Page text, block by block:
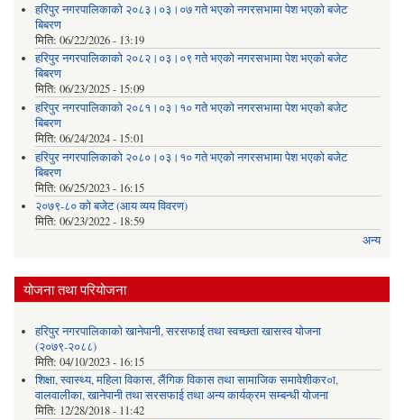
हरिपुर नगरपालिकाको २०८३।०३।०७ गते भएको नगरसभामा पेश भएको बजेट
बिबरण
मिति: 06/22/2026 - 13:19
हरिपुर नगरपालिकाको २०८२।०३।०९ गते भएको नगरसभामा पेश भएको बजेट
बिबरण
मिति: 06/23/2025 - 15:09
हरिपुर नगरपालिकाको २०८१।०३।१० गते भएको नगरसभामा पेश भएको बजेट
बिबरण
मिति: 06/24/2024 - 15:01
हरिपुर नगरपालिकाको २०८०।०३।१० गते भएको नगरसभामा पेश भएको बजेट
बिबरण
मिति: 06/25/2023 - 16:15
२०७९-८० को बजेट (आय व्यय विवरण)
मिति: 06/23/2022 - 18:59
अन्य
योजना तथा परियोजना
हरिपुर नगरपालिकाको खानेपानी, सरसफाई तथा स्वच्छता खासस्व योजना
(२०७९-२०८८)
मिति: 04/10/2023 - 16:15
शिक्षा, स्वास्थ्य, महिला विकास, लैंगिक विकास तथा सामाजिक समावेशीकर०ा,
वालवालीका, खानेपानी तथा सरसफाई तथा अन्य कार्यक्रम सम्बन्धी योजना
मिति: 12/28/2018 - 11:42